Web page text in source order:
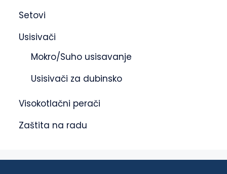
Setovi
Usisivači
Mokro/Suho usisavanje
Usisivači za dubinsko
Visokotlačni perači
Zaštita na radu